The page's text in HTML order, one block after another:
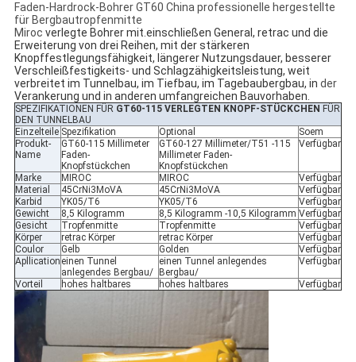
Faden-Hardrock-Bohrer GT60 China professionelle hergestellte
für Bergbautropfenmitte
Miroc verlegte Bohrer mit.einschließen General, retrac und die
Erweiterung von drei Reihen, mit der stärkeren
Knopffestlegungsfähigkeit, längerer Nutzungsdauer, besserer
Verschleißfestigkeits- und Schlagzähigkeitsleistung, weit
verbreitet im Tunnelbau, im Tiefbau, im Tagebaubergbau, in der
Verankerung und in anderen umfangreichen Bauvorhaben.
SPEZIFIKATIONEN FÜR GT60-115 VERLEGTEN KNOPF-STÜCKCHEN FÜR
DEN TUNNELBAU
Einzelteile Spezifikation Optional
Soem
Produkt-
Name
GT60-115 Millimeter
Faden-
Knopfstückchen
GT60-127 Millimeter/T51 -115
Millimeter Faden-
Knopfstückchen
Verfügbar
Marke MIROC MIROC
Verfügbar
Material
45CrNi3MoVA 45CrNi3MoVA
Verfügbar
Karbid
YK05/T6 YK05/T6
Verfügbar
Gewicht
8,5 Kilogramm 8,5 Kilogramm -10,5 Kilogramm Verfügbar
Gesicht
Tropfenmitte Tropfenmitte
Verfügbar
Körper
retrac Körper retrac Körper
Verfügbar
Coulor
Gelb Golden
Verfügbar
Apllication einen Tunnel
anlegendes Bergbau/
einen Tunnel anlegendes
Bergbau/
Verfügbar
Vorteil hohes haltbares hohes haltbares Verfügbar